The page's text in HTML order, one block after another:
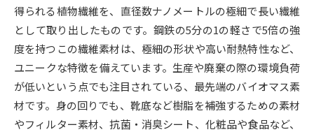
大学研究 大学検索
大学で学べる内容や特徴を調べる
新増設大学・学部・学科特集
国際・グローバルに強い大学特
集
得られる植物繊維を、直径数ナノメートルの極細で長い繊維
として取り出したものです。鋼鉄の5分の1の軽さで5倍の強
度を持つこの繊維素材は、極細の形状や高い耐熱特性など、
ユニークな特徴を備えています。生産や廃棄の際の環境負荷
が低いという点でも注目されている、最先端のバイオマス素
材です。身の回りでも、靴底など樹脂を補強するための素材
やフィルター素材、抗菌・消臭シート、化粧品や食品など、